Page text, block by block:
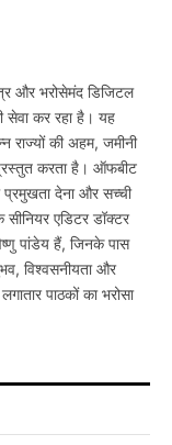
और भरोसेमंद डिजिटल
सेवा कर रहा है। यह
राज्यों की अहम, जमीनी
करता है। ऑफबीट
प्रमुखता देना और सच्ची
एडिटर डॉक्टर
पांडेय हैं, जिनके पास
विश्वसनीयता और
पाठकों का भरोसा